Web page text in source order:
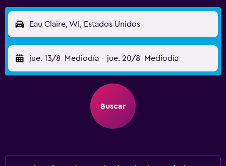
Eau Claire, WI, Estados Unidos
jue. 13/8 Mediodía - jue. 20/8 Mediodía
Buscar